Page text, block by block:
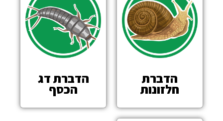
הדברת
חלזונות
הדברת דג
הכסף